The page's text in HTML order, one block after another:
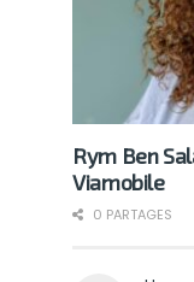
Rym Ben
Viamobile
0 PARTAGES